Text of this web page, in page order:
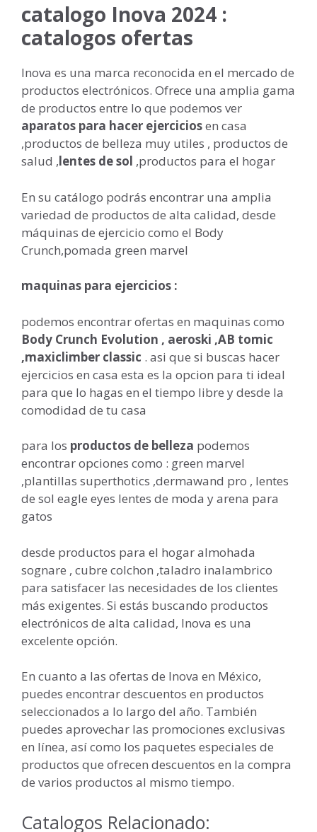
catalogo Inova 2024 :
catalogos ofertas
Inova es una marca reconocida en el mercado de
productos electrónicos. Ofrece una amplia gama
de productos entre lo que podemos ver
aparatos para hacer ejerciciosen casa
,productos de belleza muy utiles , productos de
salud ,lentes de sol ,productos para el hogar
En su catálogo podrás encontrar una amplia
variedad de productos de alta calidad, desde
máquinas de ejercicio como el Body
Crunch,pomada green marvel
maquinas para ejercicios :
podemos encontrar ofertas en maquinas como
Body Crunch Evolution , aeroski ,AB tomic
,maxiclimber classic . asi que si buscas hacer
ejercicios en casa esta es la opcion para ti ideal
para que lo hagas en el tiempo libre y desde la
comodidad de tu casa
para los productos de belleza podemos
encontrar opciones como : green marvel
,plantillas superthotics ,dermawand pro , lentes
de sol eagle eyes lentes de moda y arena para
gatos
desde productos para el hogar almohada
sognare , cubre colchon ,taladro inalambrico
para satisfacer las necesidades de los clientes
más exigentes. Si estás buscando productos
electrónicos de alta calidad, Inova es una
excelente opción.
En cuanto a las ofertas de Inova en México,
puedes encontrar descuentos en productos
seleccionados a lo largo del año. También
puedes aprovechar las promociones exclusivas
en línea, así como los paquetes especiales de
productos que ofrecen descuentos en la compra
de varios productos al mismo tiempo.
Catalogos Relacionado: